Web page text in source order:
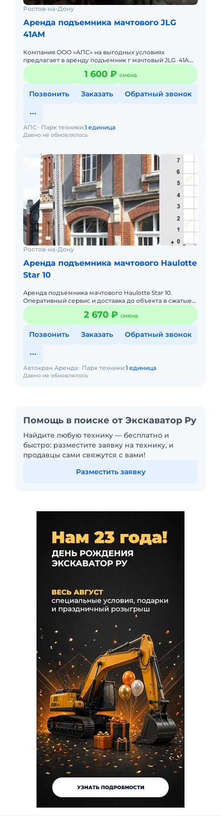
Ростов-на-Дону
Аренда подъемника мачтового JLG
41AM
Компания ООО «АПС» на выгодных условиях
предлагает в аренду подъемник г мачтовый JLG 41AM,
а так же предоставляет дополнительные услуги по
доставке оборудовани1 600 ₽ смена
Позвонить Заказать Обратный звонок
Давно не обновлялось
АПС Парк техники:1 единица
Ростов-на-Дону
Аренда подъемника мачтового Haulotte
Star 10
Аренда подъемника мачтового Haulotte Star 10.
Оперативный сервис и доставка до объекта в сжатые
сроки.
2 670 ₽ смена
Позвонить Заказать Обратный звонок
Давно не обновлялось
Автокран Аренда Парк техники:1 единица
Помощь в поиске от Экскаватор Ру
Найдите любую технику — бесплатно и
быстро: разместите заявку на технику, и
продавцы сами свяжутся с вами!
Разместить заявку